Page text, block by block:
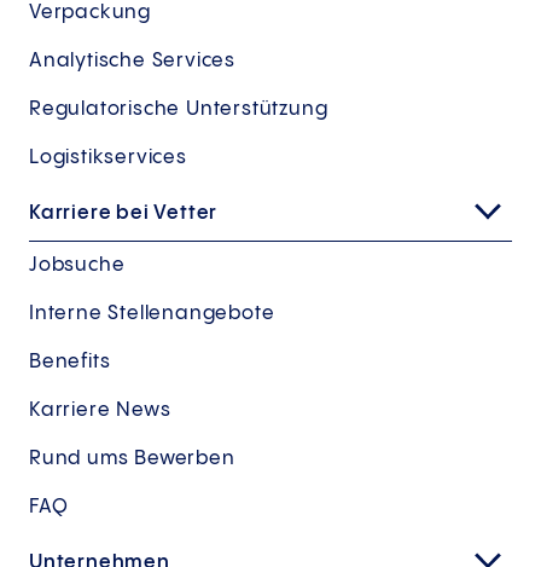
Verpackung
Analytische Services
Regulatorische Unterstützung
Logistikservices
Karriere bei Vetter
Jobsuche
Interne Stellenangebote
Benefits
Karriere News
Rund ums Bewerben
FAQ
Unternehmen